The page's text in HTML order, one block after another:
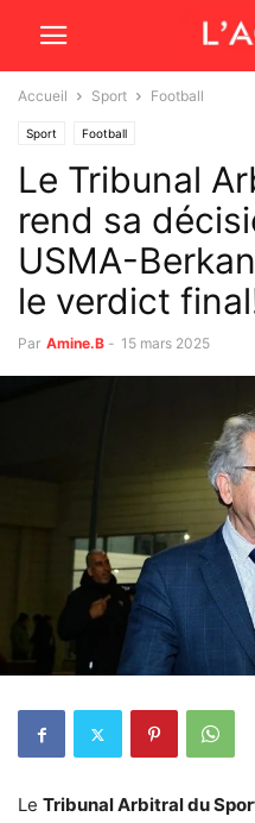
Accueil Sport Football
Sport Football
Le Tribunal
rend sa
USMA-
le verdict
Par Amine.B - 15 mars 2025
Le Tribunal Arbitral du